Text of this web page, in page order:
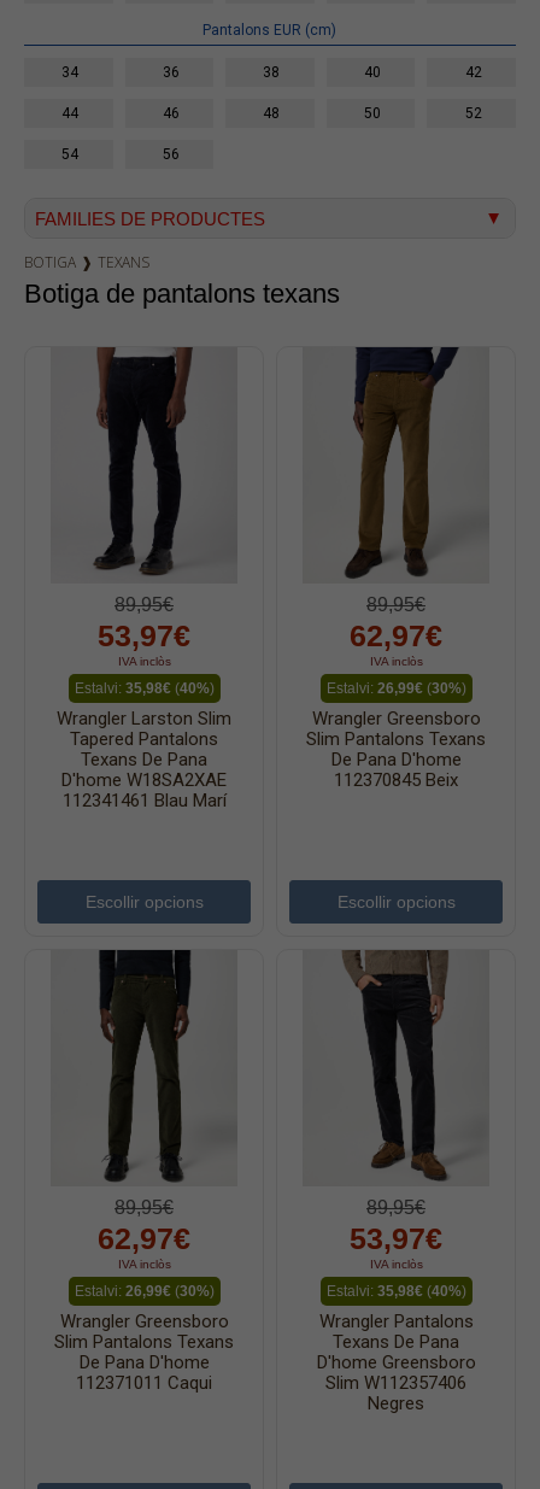
Pantalons EUR (cm)
34 36 38 40 42
44 46 48 50 52
54 56
FAMILIES DE PRODUCTES
Texà home
Texà dona
Dockers
Pana home
Samarretes
Bermudes
Dessuadores
Camises
Polos
Bosses
Vestits
Faldilles
Jerseis
Jaquetes
Cinturons
Bufandes i mocadors
Gavardina estiu home
Gavardina hivern home
Pana dona
Roba interior
BOTIGA ❱ TEXANS
Botiga de pantalons texans
89,95€
53,97€
IVA inclòs
Estalvi: 35,98€(40%)
Wrangler Larston Slim
Tapered Pantalons
Texans De Pana
D'home W18SA2XAE
112341461 Blau Marí
Escollir opcions
89,95€
62,97€
IVA inclòs
Estalvi: 26,99€(30%)
Wrangler Greensboro
Slim Pantalons Texans
De Pana D'home
112370845 Beix
Escollir opcions
89,95€
62,97€
IVA inclòs
Estalvi: 26,99€(30%)
Wrangler Greensboro
Slim Pantalons Texans
De Pana D'home
112371011 Caqui
89,95€
53,97€
IVA inclòs
Estalvi: 35,98€(40%)
Wrangler Pantalons
Texans De Pana
D'home Greensboro
Slim W112357406
Negres